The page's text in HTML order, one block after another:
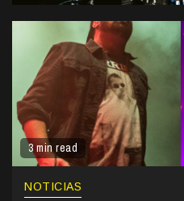
3 min read
NOTICIAS